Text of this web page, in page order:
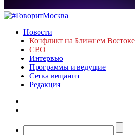
Новости
Конфликт на Ближнем Востоке
СВО
Интервью
Программы и ведущие
Сетка вещания
Редакция